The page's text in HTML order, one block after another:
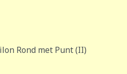
Rond met Punt (II)